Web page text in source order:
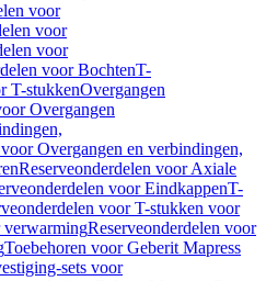
voor
voor
voor
voor BochtenT-
T-stukkenOvergangen
Overgangen
Overgangen en verbindingen,
Reserveonderdelen voor Axiale
voor EindkappenT-
voor T-stukken voor
verwarmingReserveonderdelen voor
Toebehoren voor Geberit Mapress
sets voor